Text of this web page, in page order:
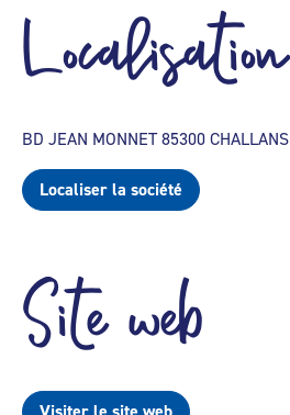
Localisation
BD JEAN MONNET 85300 CHALLANS
Localiser la société
Site web